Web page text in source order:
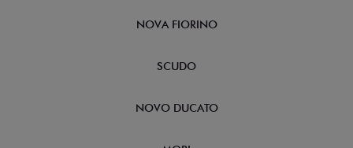
NOVA FIORINO
SCUDO
NOVO DUCATO